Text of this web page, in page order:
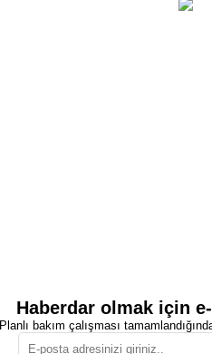
Haberdar olmak için e-
Planlı bakım çalışması